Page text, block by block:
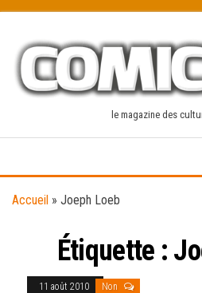
content
le magazine des
Accueil » Joeph Loeb
Étiquette :
11 août 2010 Non